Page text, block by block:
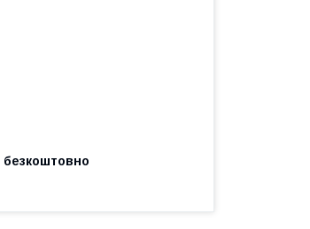
безкоштовно